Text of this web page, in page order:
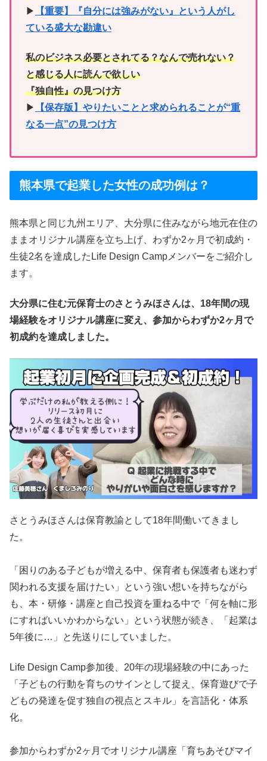
▶︎
【重要】『自分には強みがない』という人がし
ている盛大な勘違い
私のビジネス必要とされてる？なんで売れない？
と感じる人に読んで欲しい
『独自性』の見つけ方
▶︎
【保存版】やりたいことと求められることが“重
なる一点”の見つけ方
熊本県で起業した女性の成功例は？
熊本県と同じ九州エリア、大分県に住みながら地元在住の
ままオリジナル講座を立ち上げ、わずか2ヶ月で初成約・
生徒2名を達成したLife Design Campメンバーをご紹介し
ます。
大分県に住む元保育士のさとうみほさんは、18年間の現
場経験をオリジナル講座に変え、参加からわずか2ヶ月で
初成約を達成しました。
さとうみほさんは保育教諭として18年間働いてきまし
た。
「困りのある子どもが増える中、保育者も保護者も迷わず
関われる支援を届けたい」という強い想いを持ちながら
も、本・研修・講座と自己投資を重ねる中で「何を軸に形
にすればいいかわからない」という状態が続き、「起業は
5年後に…」と先送りにしていました。
Life Design Camp参加後、20年の現場経験の中にあった
「子どもの行動を育ちのサインとして捉え、保育遊びで子
どもの発達を促す独自の視点とスキル」を言語化・体系
化。
参加からわずか2ヶ月でオリジナル講座「育ちあそびマイ